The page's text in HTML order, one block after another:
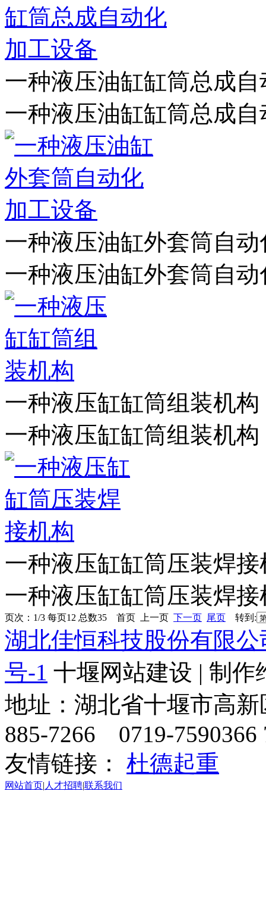
一种液压油缸缸筒总成
一种液压油缸缸筒总成
一种液压油缸外套筒自
一种液压油缸外套筒自
一种液压缸缸筒组装机构
一种液压缸缸筒组装机构
一种液压缸缸筒压装焊接
一种液压缸缸筒压装焊接
页次：1/3 每页12 总数35 首页 上一页 下一页 尾页 转到:
湖北佳恒科技股份有限公
号-1 十堰网站建设 | 制作
地址：湖北省十堰市高
885-7266 0719-7590366
友情链接： 杜德起重
网站首页| 人才招聘|联系我们